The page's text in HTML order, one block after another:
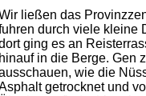
ließen das
durch viele kleine
ging es an
hinauf in die Berge. Gen
wie die
getrocknet und